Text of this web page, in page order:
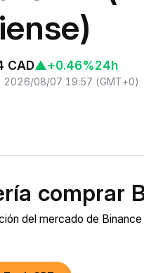
CAD▲+0.46%24h
2026/08/07 19:57 (GMT+0)
comprar
del mercado de